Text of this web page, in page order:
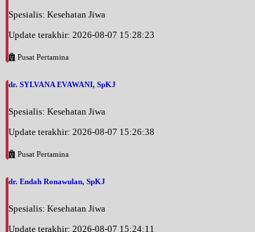
Spesialis: Kesehatan Jiwa
Update terakhir: 2026-08-07 15:28:23
Pusat Pertamina
dr. SYLVANA EVAWANI, SpKJ
Spesialis: Kesehatan Jiwa
Update terakhir: 2026-08-07 15:26:38
Pusat Pertamina
dr. Endah Ronawulan, SpKJ
Spesialis: Kesehatan Jiwa
Update terakhir: 2026-08-07 15:24:11